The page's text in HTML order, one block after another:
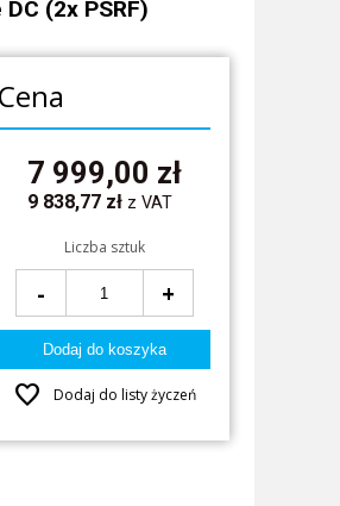
(2x PSRF)
Cena
7 999,00 zł
9 838,77zł z VAT
Liczba sztuk
- +
favorite Dodaj do listy życzeń